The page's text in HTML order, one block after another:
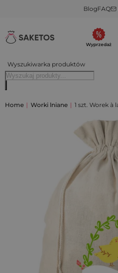
BlogFAQ
Wyszukiwarka produktów
Wyprzedaż
Home | Worki lniane | 1 szt. Worek à